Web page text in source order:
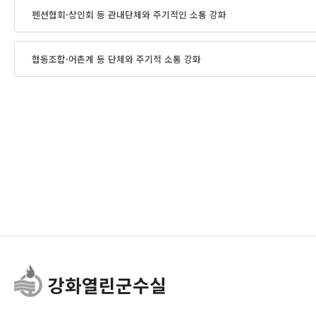
펜션협회·상인회 등 관내단체와 주기적인 소통 강화
협동조합·어촌계 등 단체와 주기적 소통 강화
강화열린군수실